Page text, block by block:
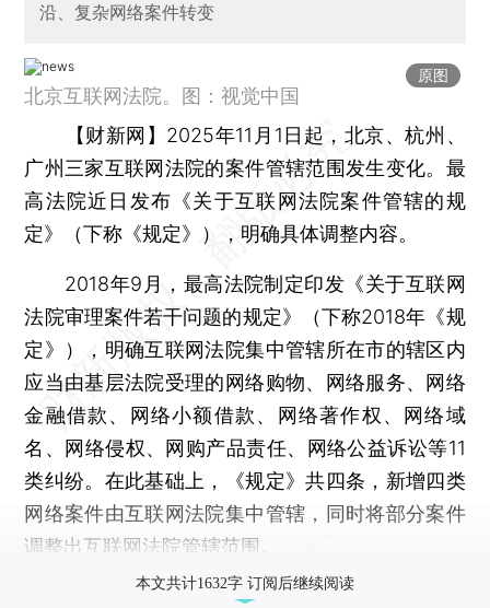
沿、复杂网络案件转变
原图
北京互联网法院。图：视觉中国
【财新网】 2025年11月1日起，北京、杭州、
广州三家互联网法院的案件管辖范围发生变化。最
高法院近日发布《关于互联网法院案件管辖的规
定》（下称《规定》），明确具体调整内容。
2018年9月，最高法院制定印发《关于互联网
法院审理案件若干问题的规定》（下称2018年《规
定》），明确互联网法院集中管辖所在市的辖区内
应当由基层法院受理的网络购物、网络服务、网络
金融借款、网络小额借款、网络著作权、网络域
名、网络侵权、网购产品责任、网络公益诉讼等11
类纠纷。在此基础上，《规定》共四条，新增四类
网络案件由互联网法院集中管辖，同时将部分案件
调整出互联网法院管辖范围。
本文共计1632字 订阅后继续阅读